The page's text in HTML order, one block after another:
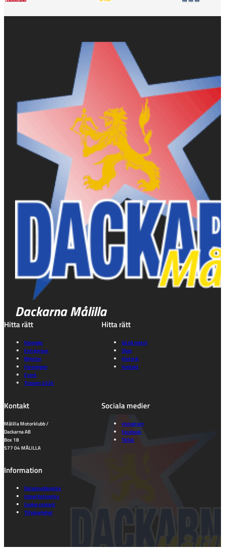
Dackarna Målilla
Hitta rätt
Kalender
Entrépriser
Biljetter
Föreningen
Event
Truppen 2026
Hitta rätt
Gå på match
Shop
Historik
Kontakt
Kontakt
Målilla Motorklubb /
Dackarna AB
Box 18
577 04 MÅLILLA
Sociala medier
Instagram
Facebook
TikTok
Information
Dataskyddspolicy
Integritetspolicy
Cookie consent
Tillgänglighet